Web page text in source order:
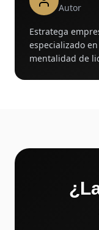
Autor
Estratega
especializado
mentalidad de